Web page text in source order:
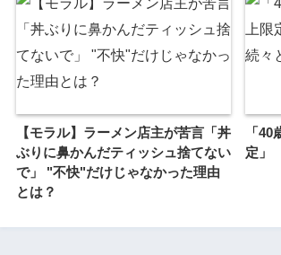
【モラル】ラーメン店主が苦言「丼
ぶりに鼻かんだティッシュ捨てない
で」 "不快"だけじゃなかった理由
とは？
「
定」